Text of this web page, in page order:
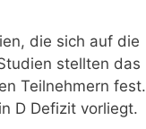
die sich auf die
stellten das
Teilnehmern fest.
D Defizit vorliegt.